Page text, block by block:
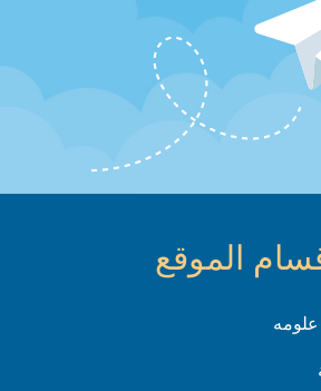
الموقع
علومه